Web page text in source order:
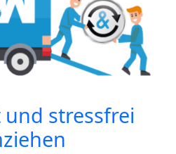
stressfrei